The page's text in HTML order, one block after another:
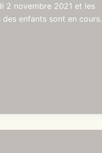
2 novembre 2021 et les
enfants sont en cours.